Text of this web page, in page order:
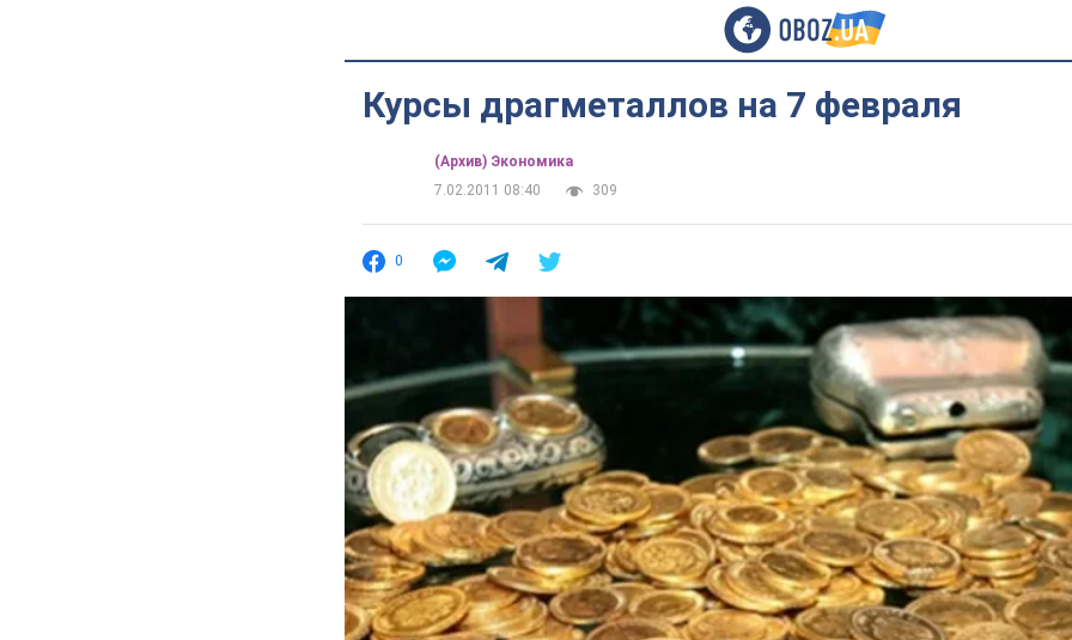
Курсы драгметаллов на 7 февраля
(Архив) Экономика
7.02.2011 08:40
309
0